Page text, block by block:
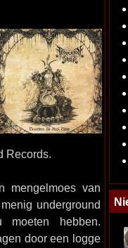
Records.
mengelmoes van
underground
moeten hebben.
door een logge